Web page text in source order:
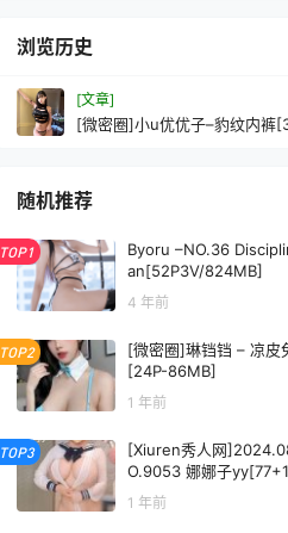
浏览历史
[文章]
[微密圈]小u优优子–豹纹内裤
随机推荐
TOP1
Byoru –NO.36
an[52P3V/824MB]
4 年前
TOP2
[微密圈]琳铛铛 – 凉皮
[24P-86MB]
1 年前
TOP3
[Xiuren秀人网
O.9053 娜娜子
MB]
1 年前